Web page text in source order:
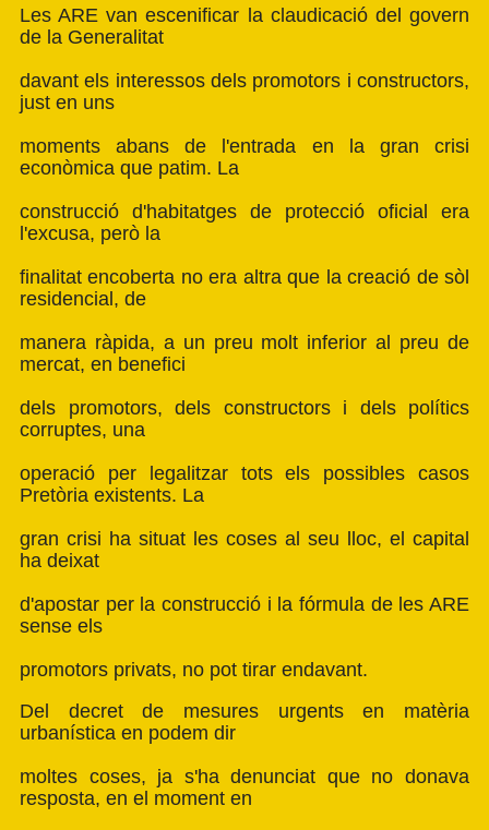
Les ARE van escenificar la claudicació del govern
de la Generalitat
davant els interessos dels promotors i constructors,
just en uns
moments abans de l'entrada en la gran crisi
econòmica que patim. La
construcció d'habitatges de protecció oficial era
l'excusa, però la
finalitat encoberta no era altra que la creació de sòl
residencial, de
manera ràpida, a un preu molt inferior al preu de
mercat, en benefici
dels promotors, dels constructors i dels polítics
corruptes, una
operació per legalitzar tots els possibles casos
Pretòria existents. La
gran crisi ha situat les coses al seu lloc, el capital
ha deixat
d'apostar per la construcció i la fórmula de les ARE
sense els
promotors privats, no pot tirar endavant.
Del decret de mesures urgents en matèria
urbanística en podem dir
moltes coses, ja s'ha denunciat que no donava
resposta, en el moment en